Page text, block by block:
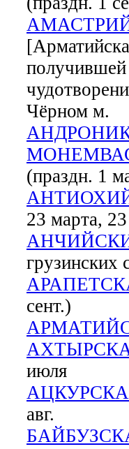
получившей
Чёрном м.
(праздн. 1
23 марта,
грузинских
сент.)
июля
авг.